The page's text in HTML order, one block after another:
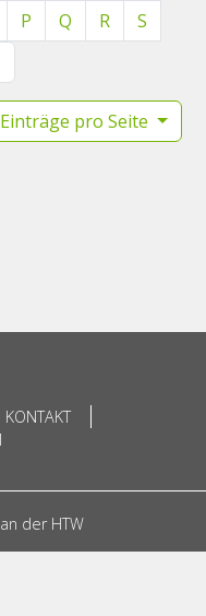
P Q R
S
Einträge pro Seite
KONTAKT
der HTW